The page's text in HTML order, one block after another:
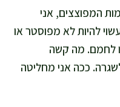
המפוצצים, אני
להיות לא מפוסטר או
לחמם. מה קשה
ככה אני מחליטה